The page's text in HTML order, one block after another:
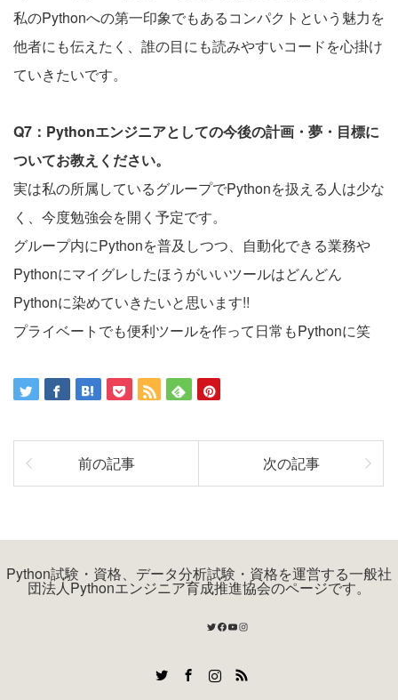
私のPythonへの第一印象でもあるコンパクトという魅力を
他者にも伝えたく、誰の目にも読みやすいコードを心掛け
ていきたいです。
Q7：Pythonエンジニアとしての今後の計画・夢・目標に
ついてお教えください。
実は私の所属しているグループでPythonを扱える人は少な
く、今度勉強会を開く予定です。
グループ内にPythonを普及しつつ、自動化できる業務や
Pythonにマイグレしたほうがいいツールはどんどん
Pythonに染めていきたいと思います!!
プライベートでも便利ツールを作って日常もPythonに笑
前の記事 次の記事
Python試験・資格、データ分析試験・資格を運営する一般社
団法人Pythonエンジニア育成推進協会のページです。
Twitter
Facebook
YouTube
Instagram
RSS